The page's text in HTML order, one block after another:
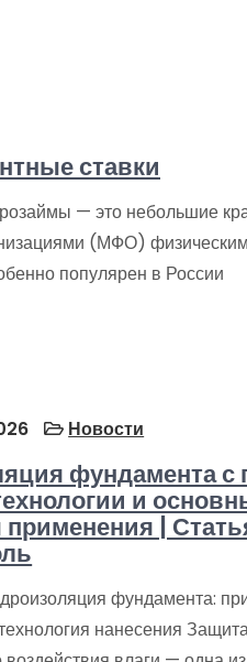
ставки
— это небольшие
(МФО)
популярен в России
Новости
фундамента
и
|
фундамента:
нанесения